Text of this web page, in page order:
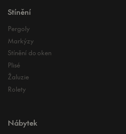
Stínění
Pergoly
Markýzy
Stínění do oken
Plisé
Žaluzie
Rolety
Nábytek